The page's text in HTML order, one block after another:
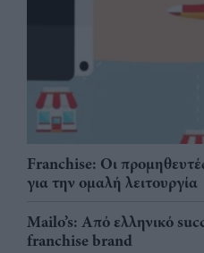
Franchise: Οι
για την ομαλή λειτουργία
Mailo’s: Από ελληνικό
franchise brand